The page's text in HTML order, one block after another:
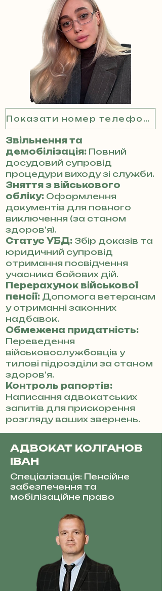
Показати номер телефону
Звільнення та
демобілізація: Повний
досудовий супровід
процедури виходу зі служби.
Зняття з військового
обліку: Оформлення
документів для повного
виключення (за станом
здоров'я).
Статус УБД: Збір доказів та
юридичний супровід
отримання посвідчення
учасника бойових дій.
Перерахунок військової
пенсії: Допомога ветеранам
у отриманні законних
надбавок.
Обмежена придатність:
Переведення
військовослужбовців у
тилові підрозділи за станом
здоров'я.
Контроль рапортів:
Написання адвокатських
запитів для прискорення
розгляду ваших звернень.
АДВОКАТ КОЛГАНОВ
ІВАН
Спеціалізація: Пенсійне
забезпечення та
мобілізаційне право